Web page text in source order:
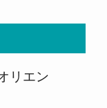
リエン